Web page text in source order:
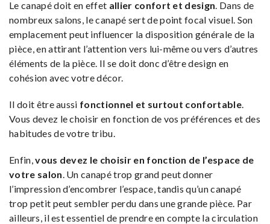
Le canapé doit en effet allier confort et design . Dans de
nombreux salons, le canapé sert de point focal visuel. Son
emplacement peut influencer la disposition générale de la
pièce, en attirant l’attention vers lui-même ou vers d’autres
éléments de la pièce. Il se doit donc d’être design en
cohésion avec votre décor.
Il doit être aussi fonctionnel et surtout confortable.
Vous devez le choisir en fonction de vos préférences et des
habitudes de votre tribu.
Enfin,vous devez le choisir en fonction de l’espace de
votre salon . Un canapé trop grand peut donner
l’impression d’encombrer l’espace, tandis qu’un canapé
trop petit peut sembler perdu dans une grande pièce. Par
ailleurs, il est essentiel de prendre en compte la circulation